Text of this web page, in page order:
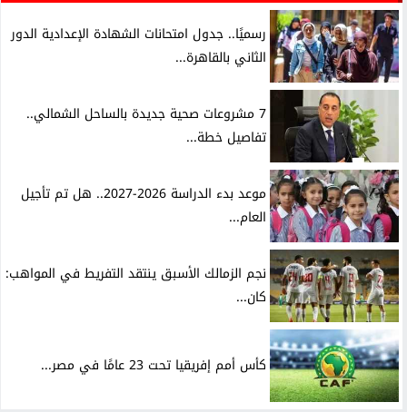
رسميًا.. جدول امتحانات الشهادة الإعدادية الدور
الثاني بالقاهرة...
7 مشروعات صحية جديدة بالساحل الشمالي..
تفاصيل خطة...
موعد بدء الدراسة 2026-2027.. هل تم تأجيل
العام...
نجم الزمالك الأسبق ينتقد التفريط في المواهب:
كان...
كأس أمم إفريقيا تحت 23 عامًا في مصر...